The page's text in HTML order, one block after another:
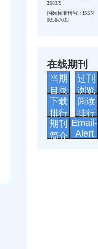
2083/S
国际标准刊号：ISSN
0258-7033
在线期刊
当期
目录
过刊
浏览
下载
排行
阅读
排行
期刊
简介
Email-
Alert